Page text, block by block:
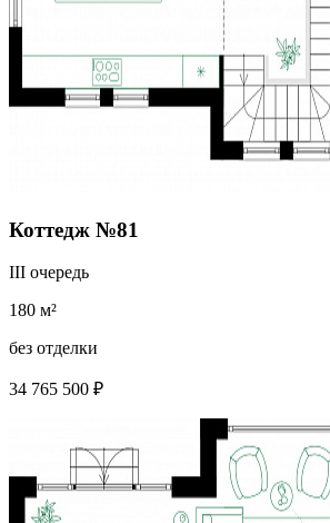
Коттедж №81
III очередь
180 м²
без отделки
34 765 500 ₽